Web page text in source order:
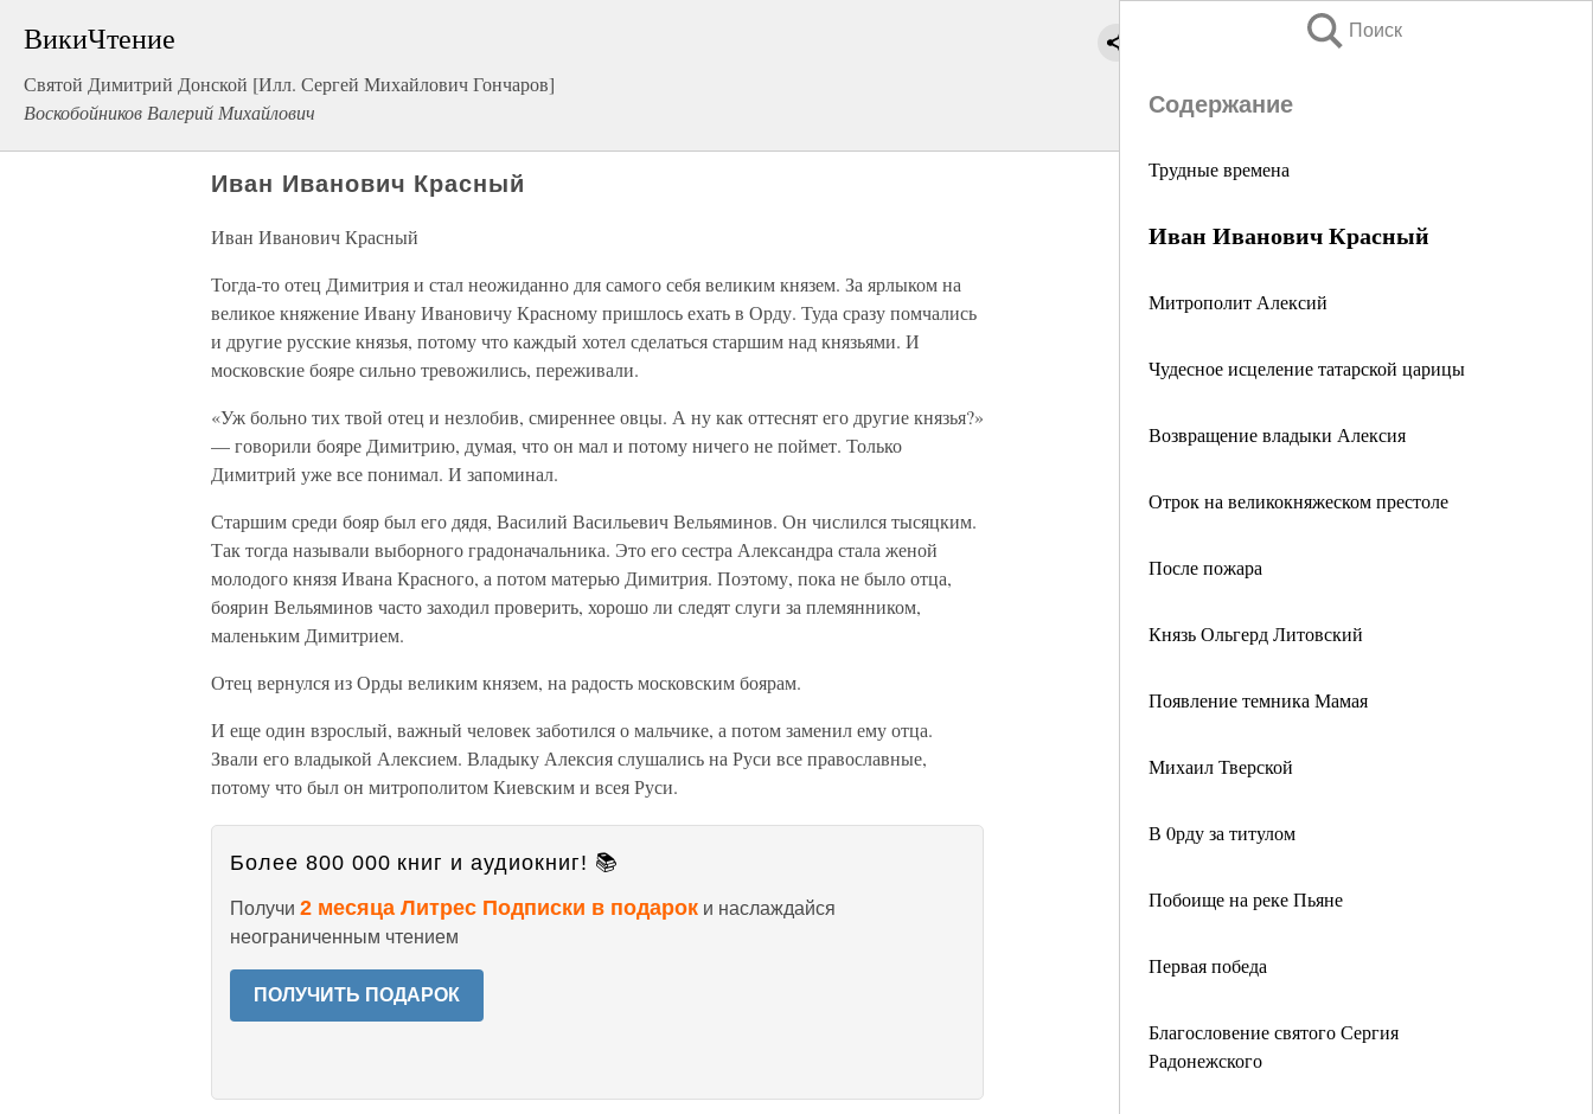
ВикиЧтение
Святой Димитрий Донской [Илл. Сергей Михайлович Гончаров]
Воскобойников Валерий Михайлович
Поиск
Содержание
Трудные времена
Иван Иванович Красный
Митрополит Алексий
Чудесное исцеление татарской царицы
Возвращение владыки Алексия
Отрок на великокняжеском престоле
После пожара
Князь Ольгерд Литовский
Появление темника Мамая
Михаил Тверской
В 0рду за титулом
Побоище на реке Пьяне
Первая победа
Благословение святого Сергия
Радонежского
Иван Иванович Красный
Иван Иванович Красный
Тогда-то отец Димитрия и стал неожиданно для самого себя великим князем. За ярлыком на
великое княжение Ивану Ивановичу Красному пришлось ехать в Орду. Туда сразу помчались
и другие русские князья, потому что каждый хотел сделаться старшим над князьями. И
московские бояре сильно тревожились, переживали.
«Уж больно тих твой отец и незлобив, смиреннее овцы. А ну как оттеснят его другие князья?»
— говорили бояре Димитрию, думая, что он мал и потому ничего не поймет. Только
Димитрий уже все понимал. И запоминал.
Старшим среди бояр был его дядя, Василий Васильевич Вельяминов. Он числился тысяцким.
Так тогда называли выборного градоначальника. Это его сестра Александра стала женой
молодого князя Ивана Красного, а потом матерью Димитрия. Поэтому, пока не было отца,
боярин Вельяминов часто заходил проверить, хорошо ли следят слуги за племянником,
маленьким Димитрием.
Отец вернулся из Орды великим князем, на радость московским боярам.
И еще один взрослый, важный человек заботился о мальчике, а потом заменил ему отца.
Звали его владыкой Алексием. Владыку Алексия слушались на Руси все православные,
потому что был он митрополитом Киевским и всея Руси.
Более 800 000 книг и аудиокниг! 📚
Получи 2 месяца Литрес Подписки в подарок и наслаждайся
неограниченным чтением
ПОЛУЧИТЬ ПОДАРОК